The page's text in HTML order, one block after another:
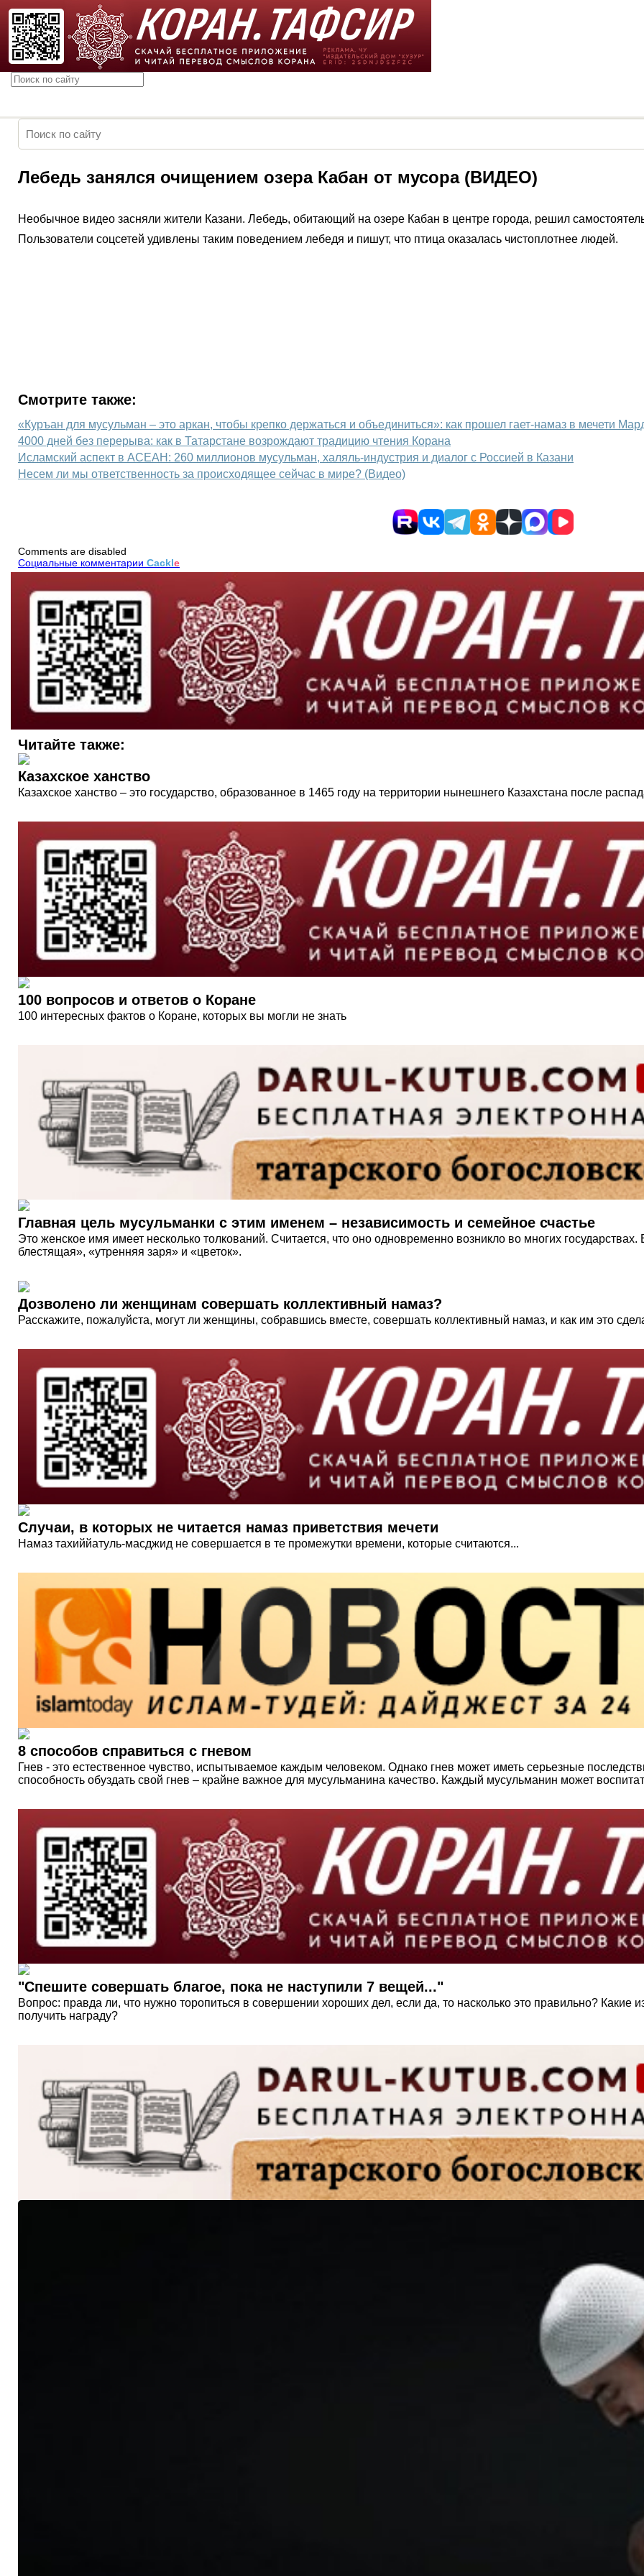
Лебедь занялся очищением озера Кабан от мусора (ВИДЕО)
Необычное видео засняли жители Казани. Лебедь, обитающий на озере Кабан в центре города, решил
Пользователи соцсетей удивлены таким поведением лебедя и пишут, что птица оказалась чистоплотнее людей.
Смотрите также:
«Куръан для мусульман – это аркан, чтобы крепко держаться и объединиться»: как прошел гает-намаз в мечети
4000 дней без перерыва: как в Татарстане возрождают традицию чтения Корана
Исламский аспект в АСЕАН: 260 миллионов мусульман, халяль-индустрия и диалог с Россией в Казани
Несем ли мы ответственность за происходящее сейчас в мире? (Видео)
Comments are disabled
Социальные комментарии Cackle
Читайте также:
Казахское ханство
Казахское ханство – это государство, образованное в 1465 году на территории нынешнего Казахстана после
100 вопросов и ответов о Коране
100 интересных фактов о Коране, которых вы могли не знать
Главная цель мусульманки с этим именем – независимость и семейное счастье
Это женское имя имеет несколько толкований. Считается, что оно одновременно возникло во многих
блестящая», «утренняя заря» и «цветок».
Дозволено ли женщинам совершать коллективный намаз?
Расскажите, пожалуйста, могут ли женщины, собравшись вместе, совершать коллективный намаз, и как им это
Случаи, в которых не читается намаз приветствия мечети
Намаз тахиййатуль-масджид не совершается в те промежутки времени, которые считаются...
8 способов справиться с гневом
Гнев - это естественное чувство, испытываемое каждым человеком. Однако гнев может иметь серьезные
способность обуздать свой гнев – крайне важное для мусульманина качество. Каждый мусульманин может
"Спешите совершать благое, пока не наступили 7 вещей..."
Вопрос: правда ли, что нужно торопиться в совершении хороших дел, если да, то насколько это правильно?
получить награду?